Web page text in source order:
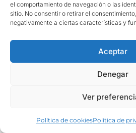
el comportamiento de navegación o las
sitio. No consentir o retirar el
negativamente a ciertas características y
Aceptar
Denegar
Ver
Política de cookiesPolítica de
celebración en sí, sino también
novios y a sus invitados una
servicio de bienestar para
perfecta. Podrán
podrás cuidarte y
momentos de relajación y